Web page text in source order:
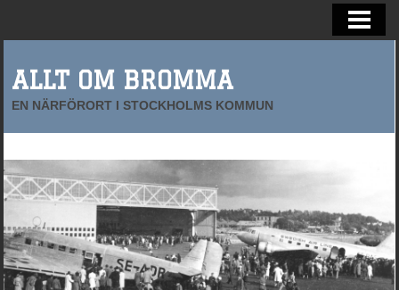
ALLT OM BROMMA
EN NÄRFÖRORT I STOCKHOLMS KOMMUN